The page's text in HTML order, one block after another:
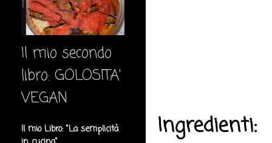
Ingredienti:
Il mio secondo
libro: GOLOSITA'
VEGAN
Il mio Libro: "La semplicità